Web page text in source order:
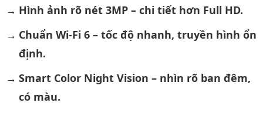
Hình ảnh rõ nét 3MP – chi tiết hơn Full HD.
Chuẩn Wi-Fi 6 – tốc độ nhanh, truyền hình ổn
định.
Smart Color Night Vision – nhìn rõ ban đêm,
có màu.